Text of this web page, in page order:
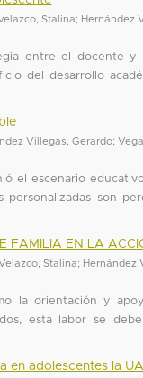
Stalina; Hernández
entre el docente
del desarrollo
Villegas, Gerardo;
el escenario
personalizadas son
FAMILIA EN LA
Stalina; Hernández
la orientación y
esta labor se
en adolescentes la